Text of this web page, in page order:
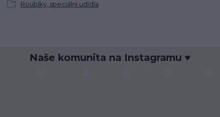
Roubíky, speciální udidla
Naše komunita na Instagramu ♥